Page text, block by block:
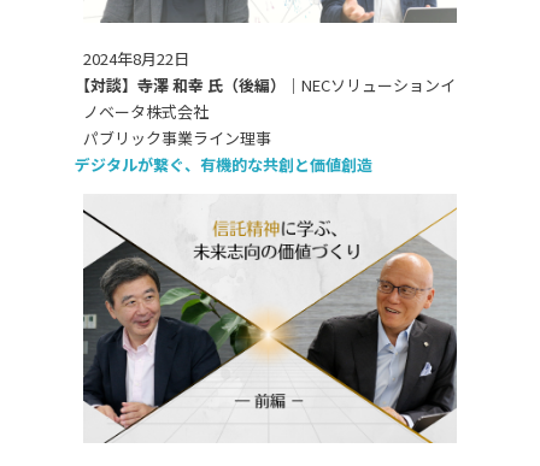
2024年8月22日
【対談】寺澤 和幸 氏（後編）｜NECソリューションイ
ノベータ株式会社
パブリック事業ライン理事
デジタルが繋ぐ、有機的な共創と価値創造